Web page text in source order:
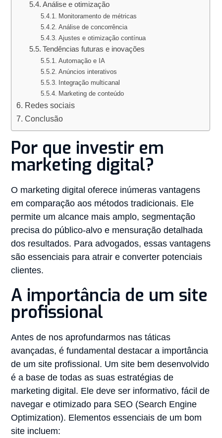
Análise e otimização
Monitoramento de métricas
Análise de concorrência
Ajustes e otimização contínua
Tendências futuras e inovações
Automação e IA
Anúncios interativos
Integração multicanal
Marketing de conteúdo
Redes sociais
Conclusão
Por que investir em
marketing digital?
O marketing digital oferece inúmeras vantagens
em comparação aos métodos tradicionais. Ele
permite um alcance mais amplo, segmentação
precisa do público-alvo e mensuração detalhada
dos resultados. Para advogados, essas vantagens
são essenciais para atrair e converter potenciais
clientes.
A importância de um site
profissional
Antes de nos aprofundarmos nas táticas
avançadas, é fundamental destacar a importância
de um site profissional. Um site bem desenvolvido
é a base de todas as suas estratégias de
marketing digital. Ele deve ser informativo, fácil de
navegar e otimizado para SEO (Search Engine
Optimization). Elementos essenciais de um bom
site incluem: